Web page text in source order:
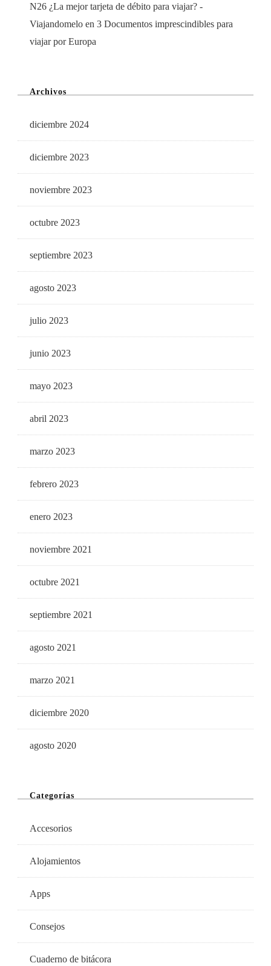
N26 ¿La mejor tarjeta de débito para viajar? -
Viajandomelo en 3 Documentos imprescindibles para
viajar por Europa
Archivos
diciembre 2024
diciembre 2023
noviembre 2023
octubre 2023
septiembre 2023
agosto 2023
julio 2023
junio 2023
mayo 2023
abril 2023
marzo 2023
febrero 2023
enero 2023
noviembre 2021
octubre 2021
septiembre 2021
agosto 2021
marzo 2021
diciembre 2020
agosto 2020
Categorías
Accesorios
Alojamientos
Apps
Consejos
Cuaderno de bitácora